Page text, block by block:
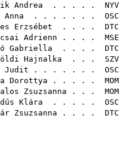
Andrea . . . . . NYV
Anna . . . . . . . OSC
Erzsébet . . . . DTC
Adrienn . . . . MSE
Gabriella . . . . DTC
Hajnalka . . . SZV
Judit . . . . . . . OSC
Dorottya . . . . . MOM
Zsuzsanna . . . MOM
Klára . . . . . OSC
Zsuzsanna . . . . DTC